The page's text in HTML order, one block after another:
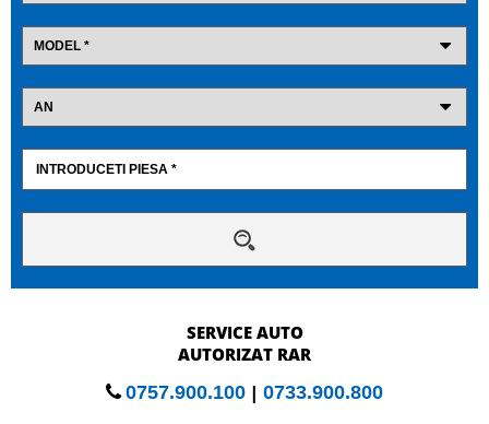
SERVICE AUTO
AUTORIZAT RAR
0757.900.100 | 0733.900.800